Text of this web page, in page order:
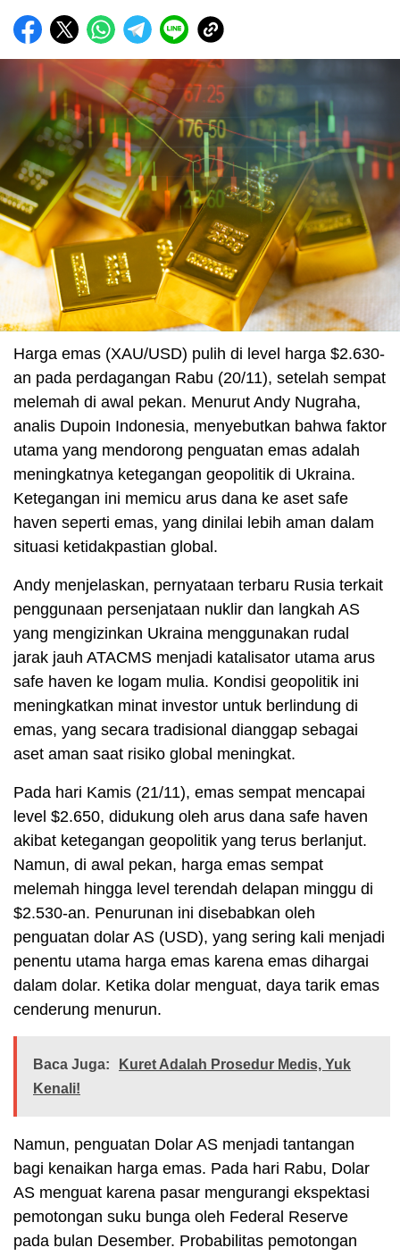
Harga emas (XAU/USD) pulih di level harga $2.630-
an pada perdagangan Rabu (20/11), setelah sempat
melemah di awal pekan. Menurut Andy Nugraha,
analis Dupoin Indonesia, menyebutkan bahwa faktor
utama yang mendorong penguatan emas adalah
meningkatnya ketegangan geopolitik di Ukraina.
Ketegangan ini memicu arus dana ke aset safe
haven seperti emas, yang dinilai lebih aman dalam
situasi ketidakpastian global.
Andy menjelaskan, pernyataan terbaru Rusia terkait
penggunaan persenjataan nuklir dan langkah AS
yang mengizinkan Ukraina menggunakan rudal
jarak jauh ATACMS menjadi katalisator utama arus
safe haven ke logam mulia. Kondisi geopolitik ini
meningkatkan minat investor untuk berlindung di
emas, yang secara tradisional dianggap sebagai
aset aman saat risiko global meningkat.
Pada hari Kamis (21/11), emas sempat mencapai
level $2.650, didukung oleh arus dana safe haven
akibat ketegangan geopolitik yang terus berlanjut.
Namun, di awal pekan, harga emas sempat
melemah hingga level terendah delapan minggu di
$2.530-an. Penurunan ini disebabkan oleh
penguatan dolar AS (USD), yang sering kali menjadi
penentu utama harga emas karena emas dihargai
dalam dolar. Ketika dolar menguat, daya tarik emas
cenderung menurun.
Baca Juga:
Kuret Adalah Prosedur Medis, Yuk
Kenali!
Namun, penguatan Dolar AS menjadi tantangan
bagi kenaikan harga emas. Pada hari Rabu, Dolar
AS menguat karena pasar mengurangi ekspektasi
pemotongan suku bunga oleh Federal Reserve
pada bulan Desember. Probabilitas pemotongan